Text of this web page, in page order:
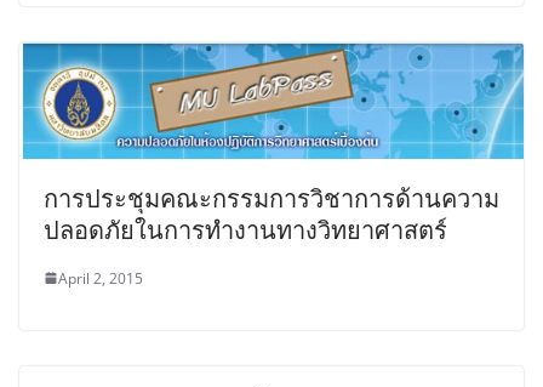
การประชุมคณะกรรมการวิชาการด้านความ
ปลอดภัยในการทำงานทางวิทยาศาสตร์
April 2, 2015